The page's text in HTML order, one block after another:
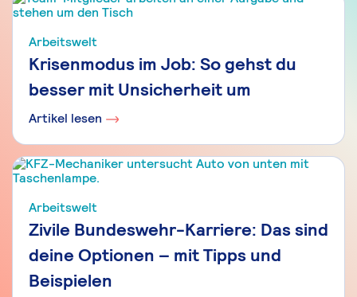
Arbeitswelt
Krisenmodus im Job: So gehst du
besser mit Unsicherheit um
Artikel lesen
Arbeitswelt
Zivile Bundeswehr-Karriere: Das sind
deine Optionen – mit Tipps und
Beispielen